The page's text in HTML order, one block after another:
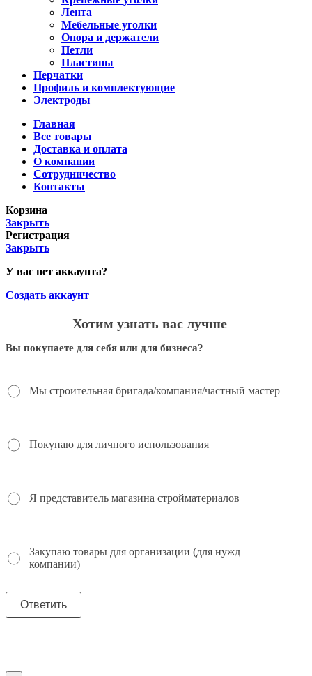
Лента
Мебельные уголки
Опора и держатели
Петли
Пластины
Перчатки
Профиль и комплектующие
Электроды
Главная
Все товары
Доставка и оплата
О компании
Сотрудничество
Контакты
Корзина
Закрыть
Регистрация
Закрыть
У вас нет аккаунта?
Создать аккаунт
Хотим узнать вас лучше
Вы покупаете для себя или для бизнеса?
Мы строительная бригада/компания/частный мастер
Покупаю для личного использования
Я представитель магазина стройматериалов
Закупаю товары для организации (для нужд
компании)